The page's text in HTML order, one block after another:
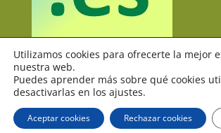
Clasedeele.es 2020
Utilizamos cookies para ofrecerte la mejor
nuestra web.
Puedes aprender más sobre qué cookies
desactivarlas en los ajustes.
Aceptar cookies Rechazar cookies